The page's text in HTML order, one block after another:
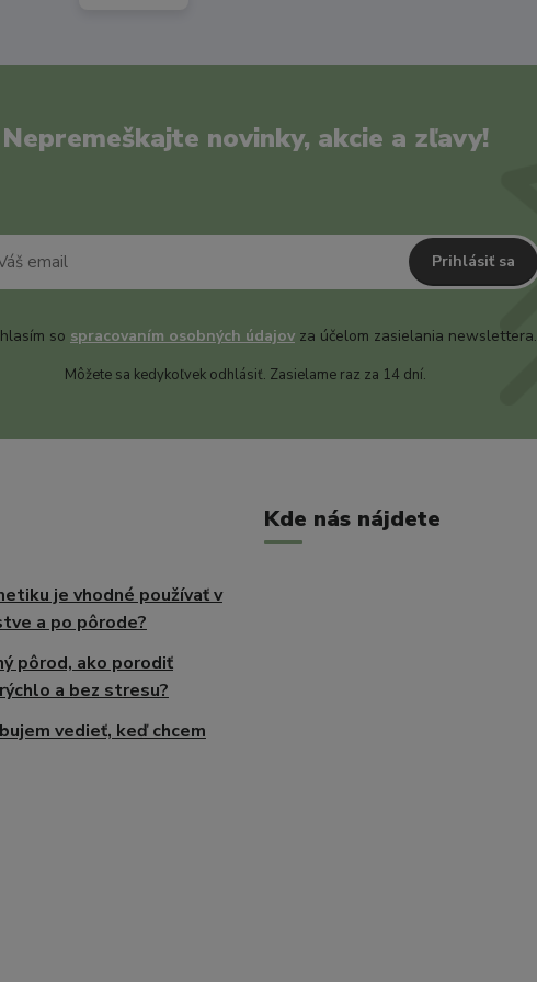
Nepremeškajte novinky, akcie a zľavy!
Prihlásiť sa
so spracovaním osobných údajov za účelom zasielania newslettera.
Môžete sa kedykoľvek odhlásiť. Zasielame raz za 14 dní.
je vhodné používať v
a po pôrode?
pôrod, ako porodiť
a bez stresu?
vedieť, keď chcem
Kde nás nájdete